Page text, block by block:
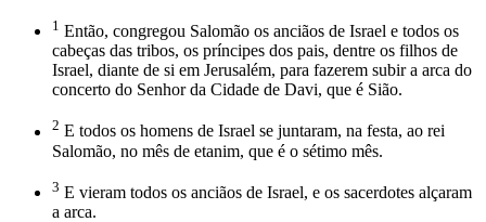
1 Então, congregou Salomão os anciãos de Israel e todos os
cabeças das tribos, os príncipes dos pais, dentre os filhos de
Israel, diante de si em Jerusalém, para fazerem subir a arca do
concerto do Senhor da Cidade de Davi, que é Sião.
2 E todos os homens de Israel se juntaram, na festa, ao rei
Salomão, no mês de etanim, que é o sétimo mês.
3 E vieram todos os anciãos de Israel, e os sacerdotes alçaram
a arca.